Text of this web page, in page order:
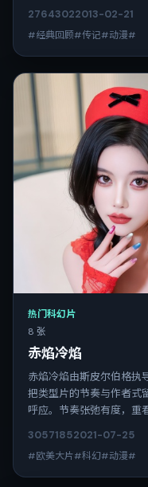
27643022013-02-21
#经典回顾#传记#动漫#
热门科幻片
8 张
赤焰冷焰
赤焰冷焰由斯皮尔伯格执
把类型片的节奏与作者式
呼应。节奏张弛有度，重
30571852021-07-25
#欧美大片#科幻#动漫#